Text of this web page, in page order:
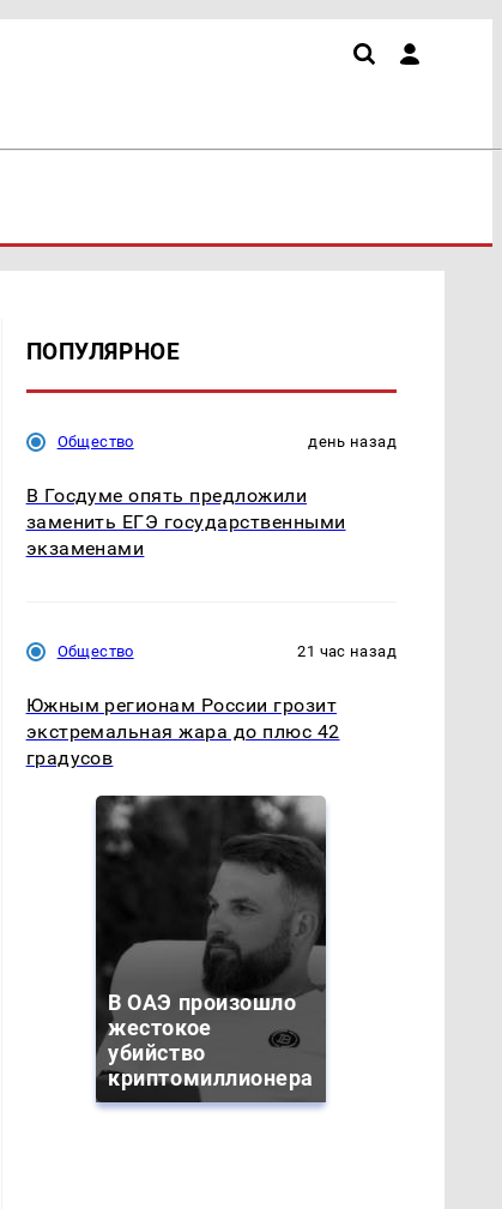
ПОПУЛЯРНОЕ
Общество день назад
В Госдуме опять предложили
заменить ЕГЭ государственными
экзаменами
Общество 21 час назад
Южным регионам России грозит
экстремальная жара до плюс 42
градусов
В ОАЭ произошло
жестокое
убийство
криптомиллионера